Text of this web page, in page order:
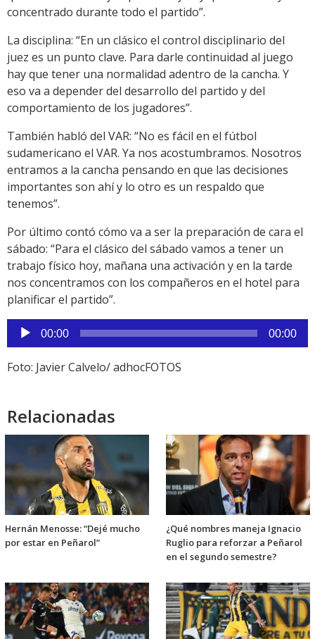
concentrado durante todo el partido”.
La disciplina: “En un clásico el control disciplinario del
juez es un punto clave. Para darle continuidad al juego
hay que tener una normalidad adentro de la cancha. Y
eso va a depender del desarrollo del partido y del
comportamiento de los jugadores”.
También habló del VAR: “No es fácil en el fútbol
sudamericano el VAR. Ya nos acostumbramos. Nosotros
entramos a la cancha pensando en que las decisiones
importantes son ahí y lo otro es un respaldo que
tenemos”.
Por último contó cómo va a ser la preparación de cara el
sábado: “Para el clásico del sábado vamos a tener un
trabajo físico hoy, mañana una activación y en la tarde
nos concentramos con los compañeros en el hotel para
planificar el partido”.
Reproductor
de
audio
00:00 00:00
Foto: Javier Calvelo/ adhocFOTOS
Relacionadas
Hernán Menosse: “Dejé mucho
por estar en Peñarol”
¿Qué nombres maneja Ignacio
Ruglio para reforzar a Peñarol
en el segundo semestre?